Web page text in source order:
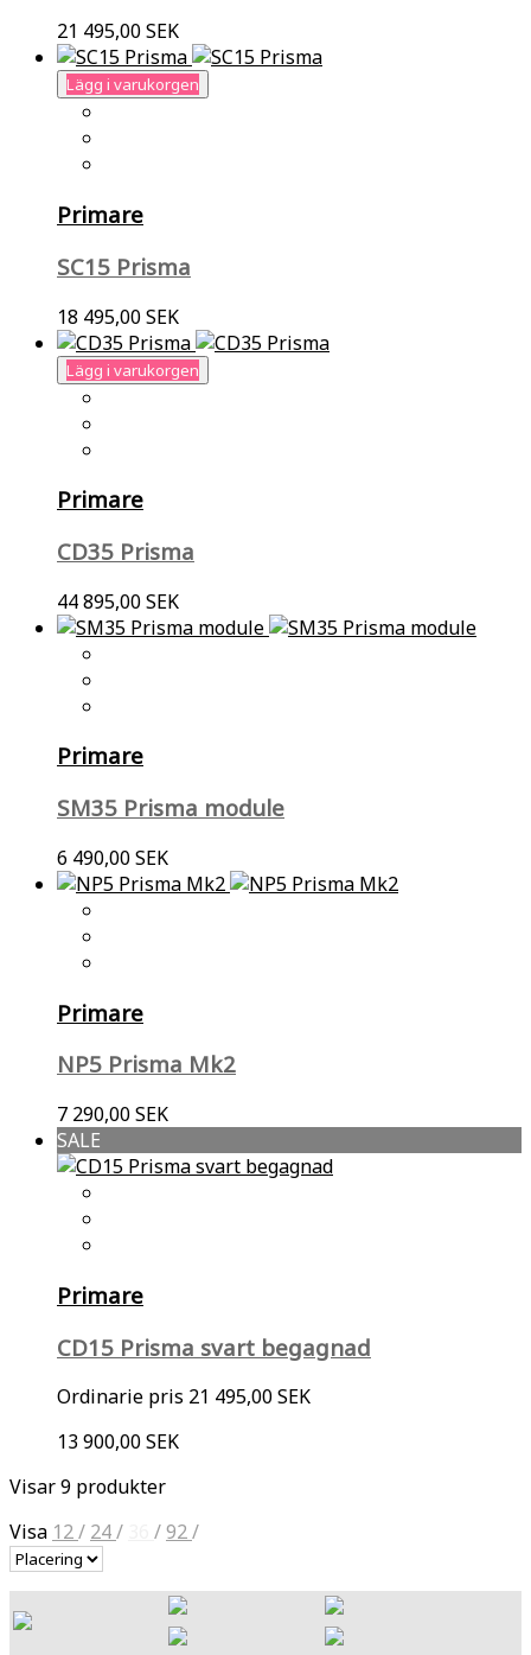
21 495,00 SEK
Lägg i varukorgen
Primare
SC15 Prisma
18 495,00 SEK
Lägg i varukorgen
Primare
CD35 Prisma
44 895,00 SEK
Primare
SM35 Prisma module
6 490,00 SEK
Primare
NP5 Prisma Mk2
7 290,00 SEK
SALE
Primare
CD15 Prisma svart begagnad
Ordinarie pris 21 495,00 SEK
13 900,00 SEK
Visar 9 produkter
Visa 12/ 24/ /92/